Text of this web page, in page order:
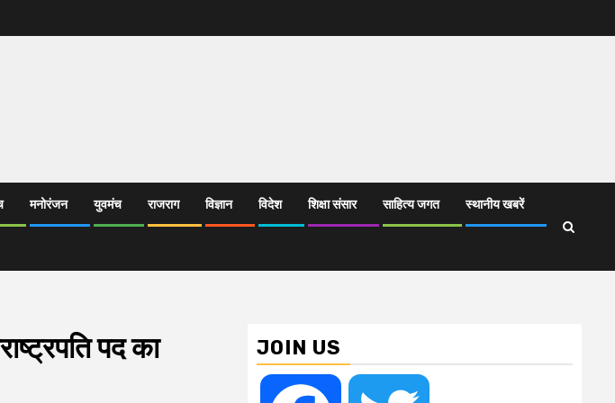
मनोरंजन युवमंच राजराग विज्ञान विदेश शिक्षा संसार साहित्य जगत स्थानीय खबरें
पद का
JOIN US